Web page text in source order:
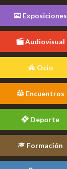
Exposiciones
Audiovisual
Ocio
Encuentros
Deporte
Formación